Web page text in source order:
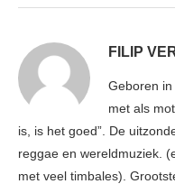
FILIP
Geboren
met als
is, is het goed”. De
reggae en wereldmuziek.
met veel timbales).